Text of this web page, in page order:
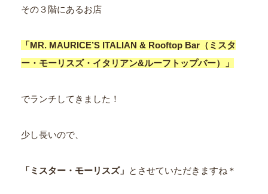
その３階にあるお店
「MR. MAURICE’S ITALIAN & Rooftop Bar（ミスタ
ー・モーリスズ・イタリアン&ルーフトップバー）」
でランチしてきました！
少し長いので、
「ミスター・モーリスズ」 とさせていただきますね＊